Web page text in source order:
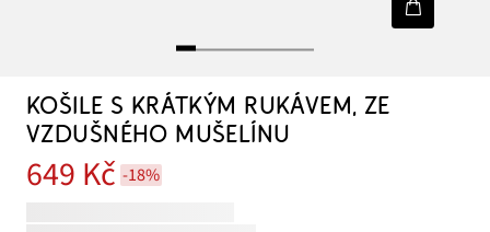
KOŠILE S KRÁTKÝM RUKÁVEM, ZE
VZDUŠNÉHO MUŠELÍNU
649 Kč -18%